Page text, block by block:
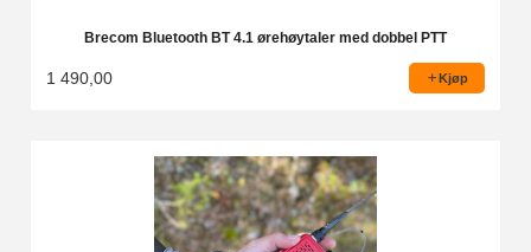
Brecom Bluetooth BT 4.1 ørehøytaler med dobbel PTT
1 490,00 Kjøp